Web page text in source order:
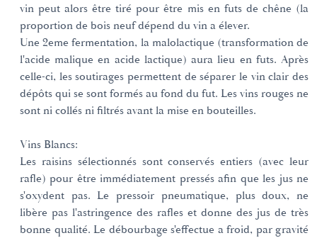
vin peut alors être tiré pour être mis en futs de chêne (la
proportion de bois neuf dépend du vin a élever.
Une 2eme fermentation, la malolactique (transformation de
l'acide malique en acide lactique) aura lieu en futs. Après
celle-ci, les soutirages permettent de séparer le vin clair des
dépôts qui se sont formés au fond du fut. Les vins rouges ne
sont ni collés ni filtrés avant la mise en bouteilles.
Vins Blancs:
Les raisins sélectionnés sont conservés entiers (avec leur
rafle) pour être immédiatement pressés afin que les jus ne
s'oxydent pas. Le pressoir pneumatique, plus doux, ne
libère pas l'astringence des rafles et donne des jus de très
bonne qualité. Le débourbage s'effectue a froid, par gravité